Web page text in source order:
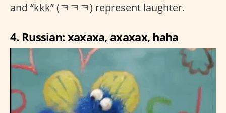
and “kkk” (ㅋㅋㅋ) represent laughter.
4. Russian: xaxaxa, axaxax, haha